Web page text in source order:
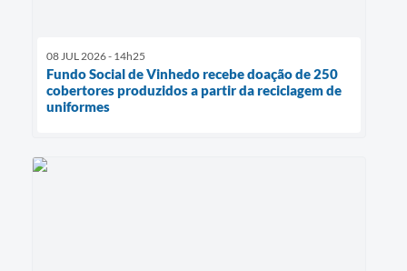
08 JUL 2026 - 14h25
Fundo Social de Vinhedo recebe doação de 250
cobertores produzidos a partir da reciclagem de
uniformes